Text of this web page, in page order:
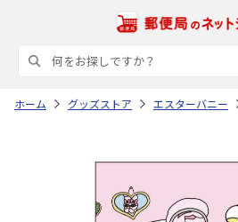
ホーム グッズストア エスターバニー